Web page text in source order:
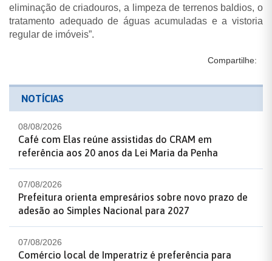
eliminação de criadouros, a limpeza de terrenos baldios, o
tratamento adequado de águas acumuladas e a vistoria
regular de imóveis”.
Compartilhe:
NOTÍCIAS
08/08/2026
Café com Elas reúne assistidas do CRAM em
referência aos 20 anos da Lei Maria da Penha
07/08/2026
Prefeitura orienta empresários sobre novo prazo de
adesão ao Simples Nacional para 2027
07/08/2026
Comércio local de Imperatriz é preferência para